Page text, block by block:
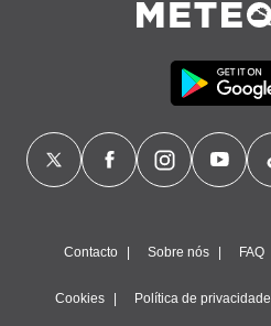
Contacto Sobre nós FAQ
Cookies Política de privacidade